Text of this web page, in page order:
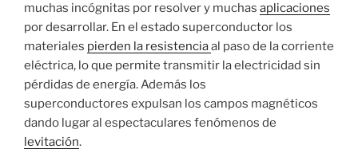
muchas incógnitas por resolver y muchas aplicaciones
por desarrollar. En el estado superconductor los
materiales pierden la resistenciaal paso de la corriente
eléctrica, lo que permite transmitir la electricidad sin
pérdidas de energía. Además los
superconductores expulsan los campos magnéticos
dando lugar al espectaculares fenómenos de
levitación.